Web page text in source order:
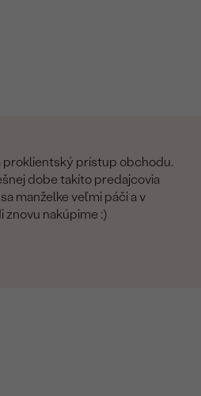
proklientský prístup obchodu.
dobe takíto predajcovia
manželke veľmi páči a v
nakúpime :)